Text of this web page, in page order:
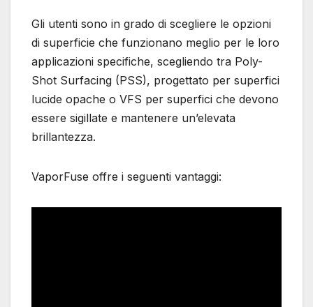
Gli utenti sono in grado di scegliere le opzioni
di superficie che funzionano meglio per le loro
applicazioni specifiche, scegliendo tra Poly-
Shot Surfacing (PSS), progettato per superfici
lucide opache o VFS per superfici che devono
essere sigillate e mantenere un’elevata
brillantezza.
VaporFuse offre i seguenti vantaggi: